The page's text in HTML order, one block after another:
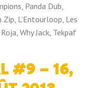
Panda Dub,
Zip, L’Entourloop, Les
Why Jack, Tekpaf
#9 – 16,